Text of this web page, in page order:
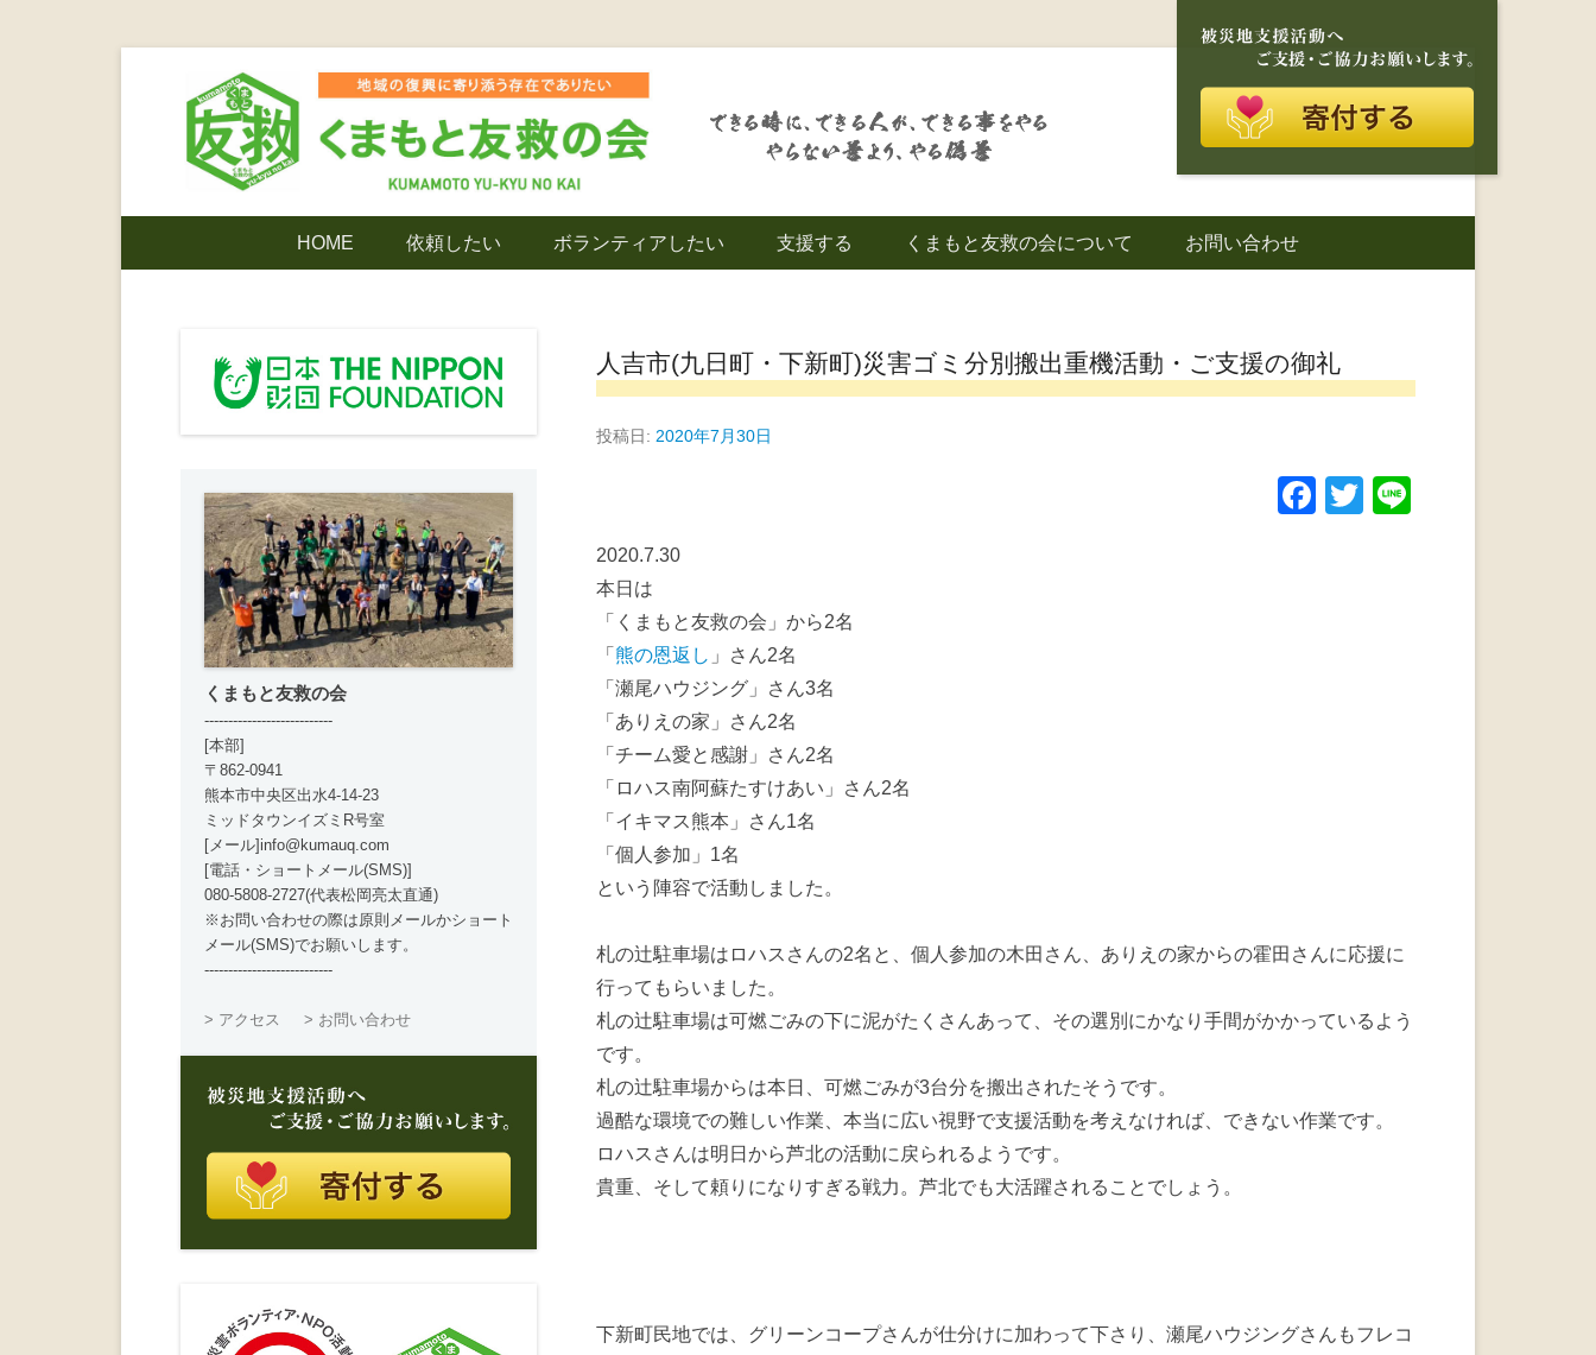
くまもと友救の会｜地域の復興に寄り添う存在
ンティア
HOME 依頼したい ボランティアしたい 支援する くまもと友救の会について お問い合わせ
人吉市(九日町・下新町)災害ゴミ分別搬出重機活動・ご支援の御礼
投稿日: 2020年7月30日
F T
2020.7.30
本日は
「くまもと友救の会」から2名
「 熊の恩返し 」さん2名
「瀬尾ハウジング」さん3名
「ありえの家」さん2名
「チーム愛と感謝」さん2名
「ロハス南阿蘇たすけあい」さん2名
「イキマス熊本」さん1名
「個人参加」1名
という陣容で活動しました。
札の辻駐車場はロハスさんの2名と、個人参加の木田さん、ありえの家からの霍田さんに応援に
行ってもらいました。
札の辻駐車場は可燃ごみの下に泥がたくさんあって、その選別にかなり手間がかかっているよう
です。
札の辻駐車場からは本日、可燃ごみが3台分を搬出されたそうです。
過酷な環境での難しい作業、本当に広い視野で支援活動を考えなければ、できない作業です。
ロハスさんは明日から芦北の活動に戻られるようです。
貴重、そして頼りになりすぎる戦力。芦北でも大活躍されることでしょう。
下新町民地では、グリーンコープさんが仕分けに加わって下さり、瀬尾ハウジングさんもフレコ
くまもと友救の会
---------------------------
[本部]
〒862-0941
熊本市中央区出水4-14-23
ミッドタウンイズミR号室
[メール]info@kumauq.com
[電話・ショートメール(SMS)]
080-5808-2727(代表松岡亮太直通)
※お問い合わせの際は原則メールかショート
メール(SMS)でお願いします。
---------------------------
> アクセス > お問い合わせ